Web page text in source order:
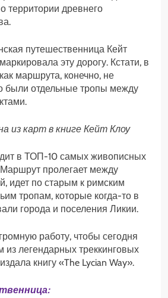
территории древнего
путешественница Кейт
эту дорогу. Кстати, в
маршрута, конечно, не
были отдельные тропы между
из карт в книге Кейт Клоу
в ТОП-10 самых живописных
пролегает между
идет по старым к римским
тропам, которые когда-то в
города и поселения Ликии.
работу, чтобы сегодня
из легендарных треккинговых
книгу «The Lycian Way».